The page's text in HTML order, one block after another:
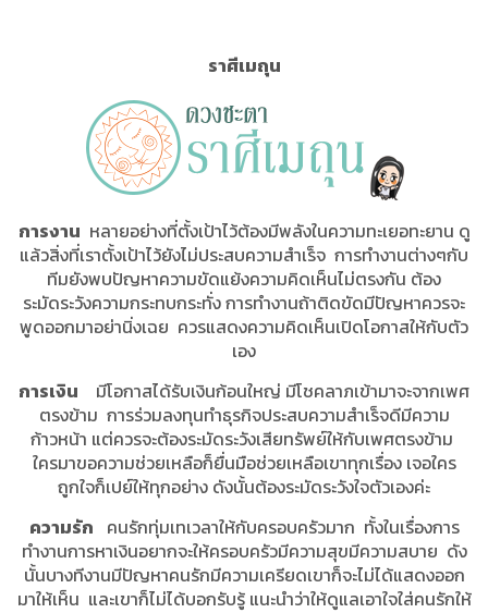
ราศีเมถุน
การงาน หลายอย่างที่ตั้งเป้าไว้ต้องมีพลังในความทะเยอทะยาน ดู
แล้วสิ่งที่เราตั้งเป้าไว้ยังไม่ประสบความสำเร็จ การทำงานต่างๆกับ
ทีมยังพบปัญหาความขัดแย้งความคิดเห็นไม่ตรงกัน ต้อง
ระมัดระวังความกระทบกระทั่ง การทำงานถ้าติดขัดมีปัญหาควรจะ
พูดออกมาอย่านิ่งเฉย ควรแสดงความคิดเห็นเปิดโอกาสให้กับตัว
เอง
การเงิน มีโอกาสได้รับเงินก้อนใหญ่ มีโชคลาภเข้ามาจะจากเพศ
ตรงข้าม การร่วมลงทุนทำธุรกิจประสบความสำเร็จดีมีความ
ก้าวหน้า แต่ควรจะต้องระมัดระวังเสียทรัพย์ให้กับเพศตรงข้าม
ใครมาขอความช่วยเหลือก็ยื่นมือช่วยเหลือเขาทุกเรื่อง เจอใคร
ถูกใจก็เปย์ให้ทุกอย่าง ดังนั้นต้องระมัดระวังใจตัวเองค่ะ
ความรัก คนรักทุ่มเทเวลาให้กับครอบครัวมาก ทั้งในเรื่องการ
ทำงานการหาเงินอยากจะให้ครอบครัวมีความสุขมีความสบาย ดัง
นั้นบางทีงานมีปัญหาคนรักมีความเครียดเขาก็จะไม่ได้แสดงออก
มาให้เห็น และเขาก็ไม่ได้บอกรับรู้ แนะนำว่าให้ดูแลเอาใจใส่คนรักให้